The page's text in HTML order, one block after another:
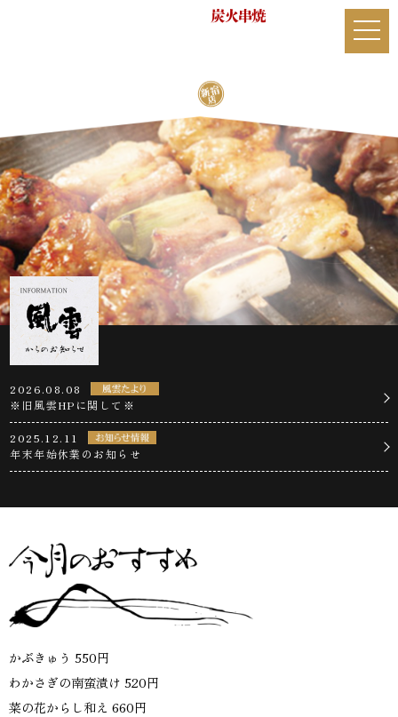
2026.08.08
※旧風雲HPに関して※
2025.12.11
年末年始休業のお知らせ
かぶきゅう 550円
わかさぎの南蛮漬け 520円
菜の花からし和え 660円